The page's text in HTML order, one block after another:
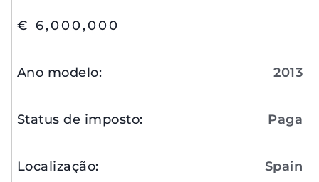
€ 6,000,000
Ano modelo: 2013
Status de imposto: Paga
Localização: Spain